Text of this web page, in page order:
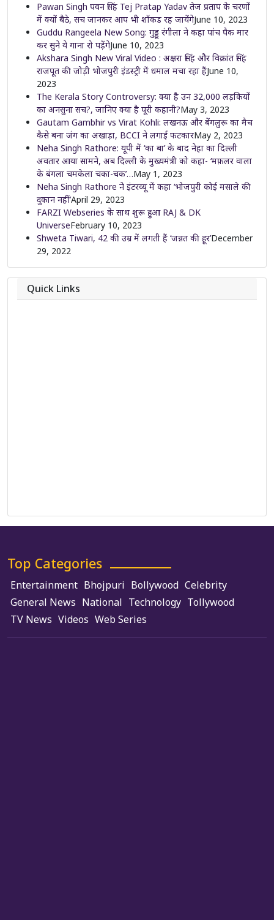
Pawan Singh पवन सिंह Tej Pratap Yadav तेज प्रताप के चरणों
में क्यों बैठे, सच जानकर आप भी शॉकड रह जायेंगेJune 10, 2023
Guddu Rangeela New Song: गुड्डू रंगीला ने कहा पांच पैक मार
कर सुने ये गाना रो पड़ेंगेJune 10, 2023
Akshara Singh New Viral Video : अक्षरा सिंह और विक्रांत सिंह
राजपूत की जोड़ी भोजपुरी इंडस्ट्री में धमाल मचा रहा हैंJune 10,
2023
The Kerala Story Controversy: क्या है उन 32,000 लड़कियों
का अनसुना सच?, जानिए क्या है पूरी कहानी?May 3, 2023
Gautam Gambhir vs Virat Kohli: लखनऊ और बेंगलुरू का मैच
कैसे बना जंग का अखाड़ा, BCCI ने लगाई फटकारMay 2, 2023
Neha Singh Rathore: यूपी में ‘का बा’ के बाद नेहा का दिल्ली
अवतार आया सामने, अब दिल्ली के मुख्यमंत्री को कहा- ‘मफ़लर वाला
के बंगला चमकेला चका-चक’…May 1, 2023
Neha Singh Rathore ने इंटरव्यू में कहा ‘भोजपुरी कोई मसाले की
दुकान नहीं’April 29, 2023
FARZI Webseries के साथ शुरू हुआ RAJ & DK
UniverseFebruary 10, 2023
Shweta Tiwari, 42 की उम्र में लगती हैं ‘जन्नत की हूर’December
29, 2022
Quick Links
Top Categories
Entertainment Bhojpuri Bollywood Celebrity
General News National Technology Tollywood
TV News Videos Web Series